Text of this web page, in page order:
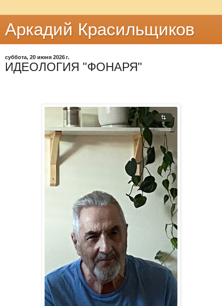
Аркадий Красильщиков
суббота, 20 июня 2026 г.
ИДЕОЛОГИЯ "ФОНАРЯ"